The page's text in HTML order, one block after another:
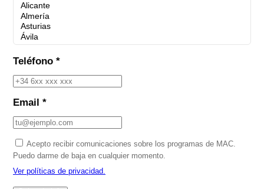
Teléfono *
Email *
Acepto recibir comunicaciones sobre los programas de MAC.
Puedo darme de baja en cualquier momento.
Ver políticas de privacidad.